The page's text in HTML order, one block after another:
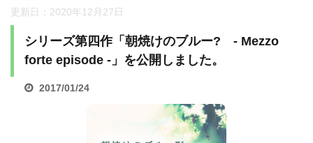
更新日： 2020年12月27日
シリーズ第四作「朝焼けのブルー? - Mezzo
forte episode -」を公開しました。
2017/01/24